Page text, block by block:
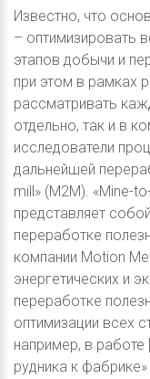
Известно, что
– оптимизировать
этапов добычи и
при этом в рамках
рассматривать
отдельно, так и в
исследователи
дальнейшей
mill» (М2М). «Mine-
представляет
переработке
компании Motion
энергетических и
переработке
оптимизации всех
например, в работе
рудника к